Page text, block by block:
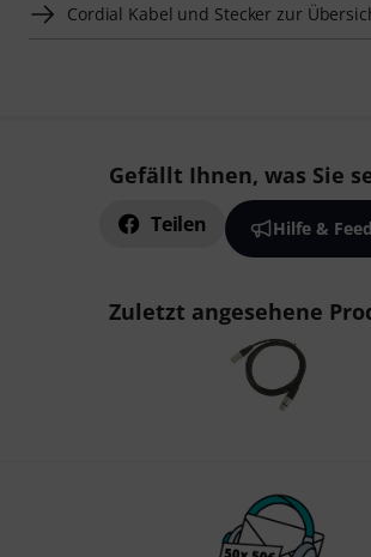
Cordial Kabel und Stecker zur
Gefällt Ihnen, was Sie
Teilen Hilfe &
Zuletzt angesehene